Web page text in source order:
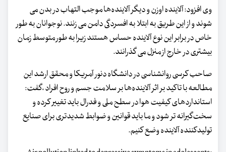
وی افزود: آلاینده اوزن و دیگر آلاینده‌ها موجب التهاب در بدن می
شوند و از این طریق به ابتلا به افسردگی دامن می زنند. نوجوانان به طور
خاص در برابر این نوع آلاینده حساس هستند زیرا به طور متوسط زمان
بیشتری در خارج از منزل می گذرانند.
صاحب کرسی روانشناسی در دانشگاه دنور آمریکا و محقق ارشد این
مطالعه با تاکید بر اثر آلاینده‌ها بر سلامت جسم و روح افراد ،گفت:
استانداردهای کیفیت هوا در سطح ملی و فدرال باید تغییر کرده و
سخت‌گیرانه تر شود و ما باید قوانین و ضوابط شدیدتری برای صنایع
تولیدکننده آلاینده وضع کنیم.